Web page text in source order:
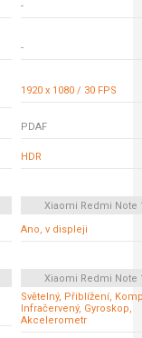
-
-
1920 x 1080 / 30 FPS
PDAF
HDR
Xiaomi Redmi Note
Ano, v displeji
Xiaomi Redmi Note
Světelný, Přiblížení,
Infračervený, Gyroskop,
Akcelerometr